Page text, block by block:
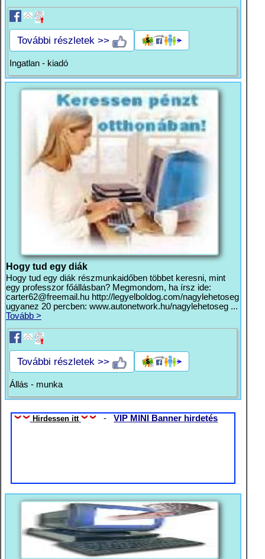
További részletek >>
Ingatlan - kiadó
Hogy tud egy diák
Hogy tud egy diák részmunkaidőben többet keresni, mint
egy professzor főállásban? Megmondom, ha írsz ide:
carter62@freemail.hu http://legyelboldog.com/nagylehetoseg
ugyanez 20 percben: www.autonetwork.hu/nagylehetoseg ...
Tovább >
További részletek >>
Állás - munka
Hirdessen itt -VIP MINI Banner hirdetés